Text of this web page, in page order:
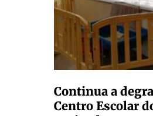
Continua a
Centro Escolar